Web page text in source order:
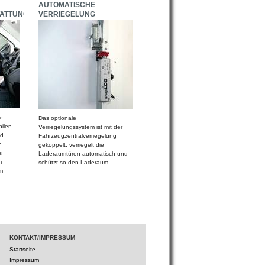
AUTOMATISCHE
VERRIEGELUNG
Das optionale
Verriegelungssystem ist mit der
Fahrzeugzentralverriegelung
gekoppelt, verriegelt die
Laderaumtüren automatisch und
schützt so den Laderaum.
KONTAKT/IMPRESSUM
Startseite
Impressum